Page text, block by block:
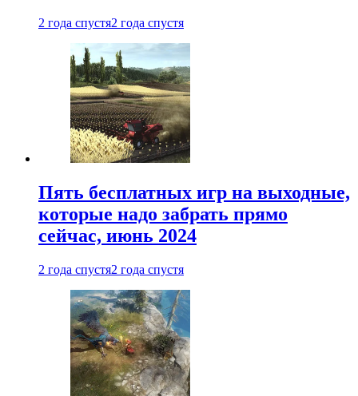
2 года спустя2 года спустя
Пять бесплатных игр на выходные,
которые надо забрать прямо
сейчас, июнь 2024
2 года спустя2 года спустя